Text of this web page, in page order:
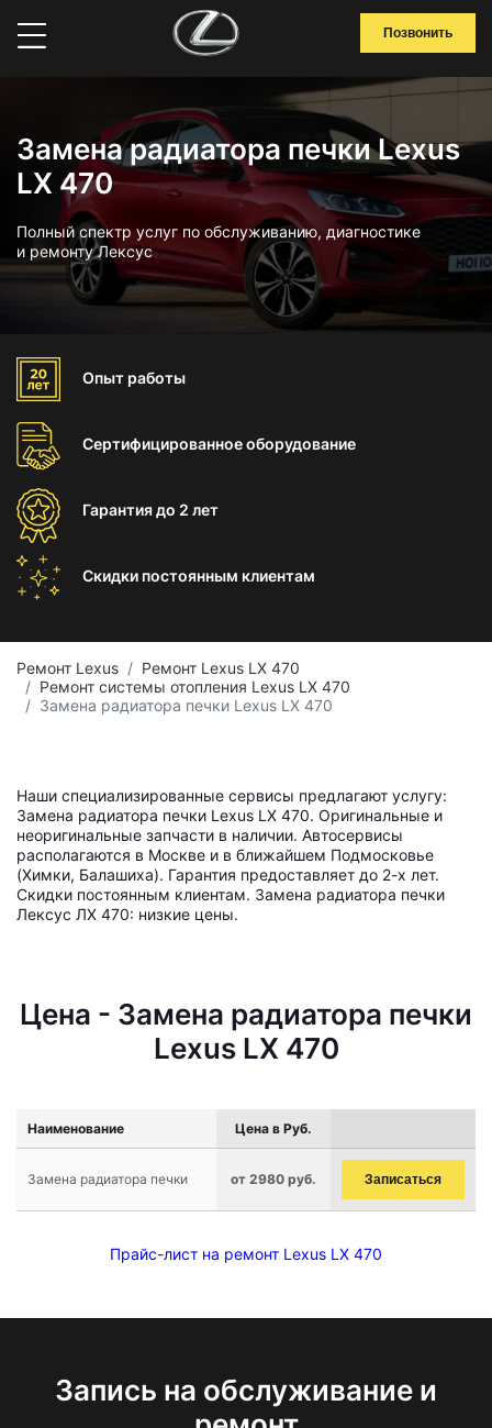
Позвонить
Замена радиатора печки Lexus
LX 470
Полный спектр услуг по обслуживанию, диагностике
и ремонту Лексус
Опыт работы
Сертифицированноеоборудование
Гарантиядо 2 лет
Скидки постоянным клиентам
Ремонт Lexus
Ремонт Lexus LX 470
Ремонт системы отопления Lexus LX 470
Замена радиатора печки Lexus LX 470
Наши специализированные сервисы предлагают услугу:
Замена радиатора печки Lexus LX 470. Оригинальные и
неоригинальные запчасти в наличии. Автосервисы
располагаются в Москве и в ближайшем Подмосковье
(Химки, Балашиха). Гарантия предоставляет до 2-х лет.
Скидки постоянным клиентам. Замена радиатора печки
Лексус ЛХ 470: низкие цены.
Цена - Замена радиатора печки
Lexus LX 470
Наименование Цена в Руб.
Замена радиатора печки от 2980 руб. Записаться
Прайс-лист на ремонт Lexus LX 470
Запись на обслуживание и